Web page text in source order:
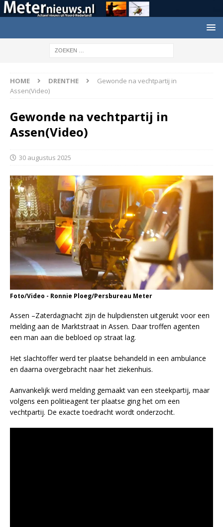
HOME DRENTHE
Gewonde na vechtpartij in
Assen(Video)
Gewonde na vechtpartij in
Assen(Video)
30 augustus 2025
Foto/Video - Ronnie Ploeg/Persbureau Meter
Assen –Zaterdagnacht zijn de hulpdiensten uitgerukt voor een
melding aan de Marktstraat in Assen. Daar troffen agenten
een man aan die bebloed op straat lag.
Het slachtoffer werd ter plaatse behandeld in een ambulance
en daarna overgebracht naar het ziekenhuis.
Aanvankelijk werd melding gemaakt van een steekpartij, maar
volgens een politieagent ter plaatse ging het om een
vechtpartij. De exacte toedracht wordt onderzocht.